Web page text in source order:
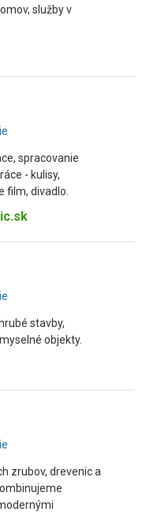
služby v
spracovanie
- kulisy,
film, divadlo.
stavby,
objekty.
zrubov, drevenic a